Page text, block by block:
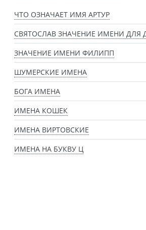
ЧТО ОЗНАЧАЕТ ИМЯ АРТУР
СВЯТОСЛАВ ЗНАЧЕНИЕ ИМЕНИ ДЛЯ
ЗНАЧЕНИЕ ИМЕНИ ФИЛИПП
ШУМЕРСКИЕ ИМЕНА
БОГА ИМЕНА
ИМЕНА КОШЕК
ИМЕНА ВИРТОВСКИЕ
ИМЕНА НА БУКВУ Ц